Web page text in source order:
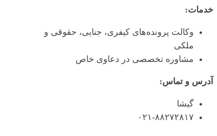
خدمات:
وکالت پرونده‌های کیفری، جنایی، حقوقی و
ملکی
مشاوره تخصصی در دعاوی خاص
آدرس و تماس:
گیشا
۰۲۱-۸۸۲۷۲۸۱۷